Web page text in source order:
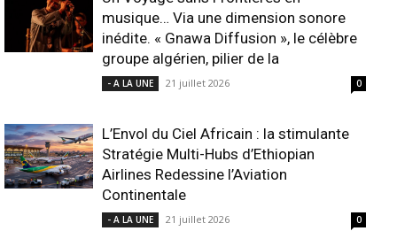
musique… Via une dimension sonore
inédite. « Gnawa Diffusion », le célèbre
groupe algérien, pilier de la
- A LA UNE 21 juillet 2026 0
L’Envol du Ciel Africain : la stimulante
Stratégie Multi-Hubs d’Ethiopian
Airlines Redessine l’Aviation
Continentale
- A LA UNE 21 juillet 2026 0